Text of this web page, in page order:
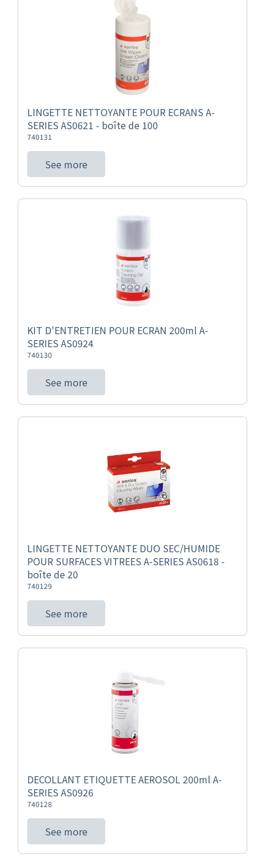
LINGETTE NETTOYANTE POUR ECRANS A-
SERIES AS0621 - boîte de 100
740131
See more
KIT D'ENTRETIEN POUR ECRAN 200ml A-
SERIES AS0924
740130
See more
LINGETTE NETTOYANTE DUO SEC/HUMIDE
POUR SURFACES VITREES A-SERIES AS0618 -
boîte de 20
740129
See more
DECOLLANT ETIQUETTE AEROSOL 200ml A-
SERIES AS0926
740128
See more